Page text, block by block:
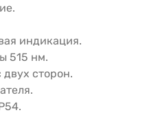
индикация.
515 нм.
сторон.